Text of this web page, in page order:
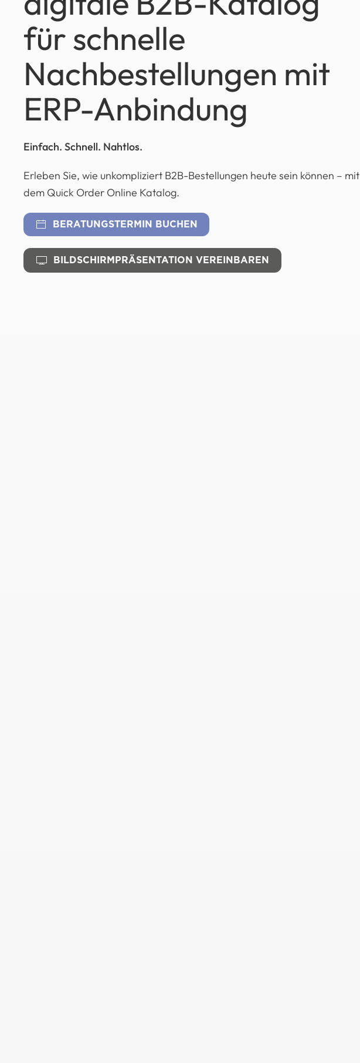
für schnelle
Nachbestellungen mit
ERP-Anbindung
Einfach. Schnell. Nahtlos.
Erleben Sie, wie unkompliziert B2B-Bestellungen heute sein können – mit
dem Quick Order Online Katalog.
BERATUNGSTERMIN BUCHEN
BILDSCHIRMPRÄSENTATION VEREINBAREN